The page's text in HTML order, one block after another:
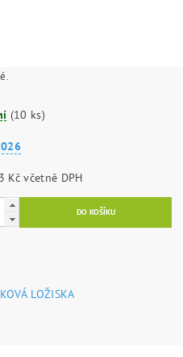
(10 ks)
772,73 Kč včetně DPH
LOŽISKA